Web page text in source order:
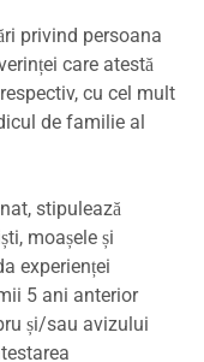
privind persoana
care atestă
cu cel mult
de familie al
stipulează
moașele și
experienței
5 ani anterior
și/sau avizului